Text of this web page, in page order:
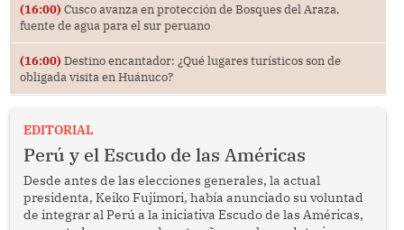
(16:00) Cusco avanza en protección de Bosques del Araza,
fuente de agua para el sur peruano
(16:00) Destino encantador: ¿Qué lugares turísticos son de
obligada visita en Huánuco?
EDITORIAL
Perú y el Escudo de las Américas
Desde antes de las elecciones generales, la actual
presidenta, Keiko Fujimori, había anunciado su voluntad
de integrar al Perú a la iniciativa Escudo de las Américas,